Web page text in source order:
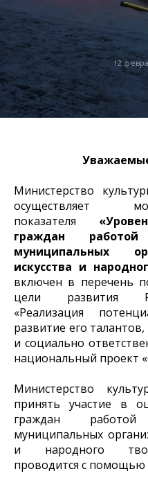
12
Министерство
осуществляет
показателя
граждан
муниципальных
искусства и
включен в перечень
цели развития
«Реализация
развитие его
и социально
национальный проект
Министерство
принять участие в
граждан
муниципальных
и народного
проводится с